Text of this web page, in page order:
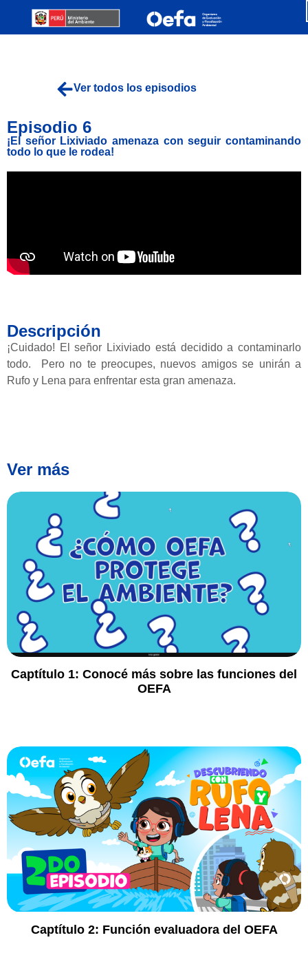
Ver todos los episodios
Episodio 6
¡El señor Lixiviado amenaza con seguir contaminando
todo lo que le rodea!
Descripción
¡Cuidado! El señor Lixiviado está decidido a contaminarlo
todo. Pero no te preocupes, nuevos amigos se unirán a
Rufo y Lena para enfrentar esta gran amenaza.
Ver más
Captítulo 1: Conocé más sobre las funciones del
OEFA
Captítulo 2: Función evaluadora del OEFA